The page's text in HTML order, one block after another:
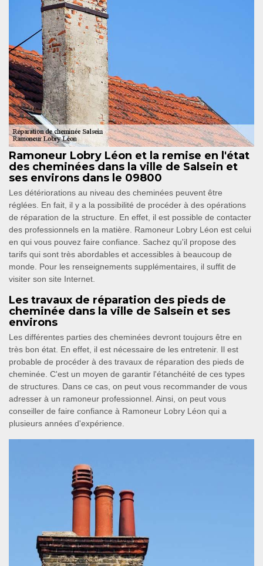
Ramoneur Lobry Léon et la remise en l'état
des cheminées dans la ville de Salsein et
ses environs dans le 09800
Les détériorations au niveau des cheminées peuvent être
réglées. En fait, il y a la possibilité de procéder à des opérations
de réparation de la structure. En effet, il est possible de contacter
des professionnels en la matière. Ramoneur Lobry Léon est celui
en qui vous pouvez faire confiance. Sachez qu'il propose des
tarifs qui sont très abordables et accessibles à beaucoup de
monde. Pour les renseignements supplémentaires, il suffit de
visiter son site Internet.
Les travaux de réparation des pieds de
cheminée dans la ville de Salsein et ses
environs
Les différentes parties des cheminées devront toujours être en
très bon état. En effet, il est nécessaire de les entretenir. Il est
probable de procéder à des travaux de réparation des pieds de
cheminée. C'est un moyen de garantir l'étanchéité de ces types
de structures. Dans ce cas, on peut vous recommander de vous
adresser à un ramoneur professionnel. Ainsi, on peut vous
conseiller de faire confiance à Ramoneur Lobry Léon qui a
plusieurs années d'expérience.